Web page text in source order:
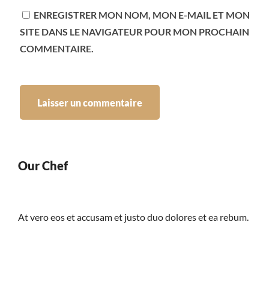
ENREGISTRER MON NOM, MON E-MAIL ET MON
SITE DANS LE NAVIGATEUR POUR MON PROCHAIN
COMMENTAIRE.
Our Chef
At vero eos et accusam et justo duo dolores et ea rebum.